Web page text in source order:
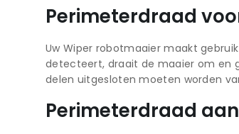
Perimeterdraad
Uw Wiper robotmaaier maakt
detecteert, draait de maaier om en
delen uitgesloten moeten worden
Perimeterdraad